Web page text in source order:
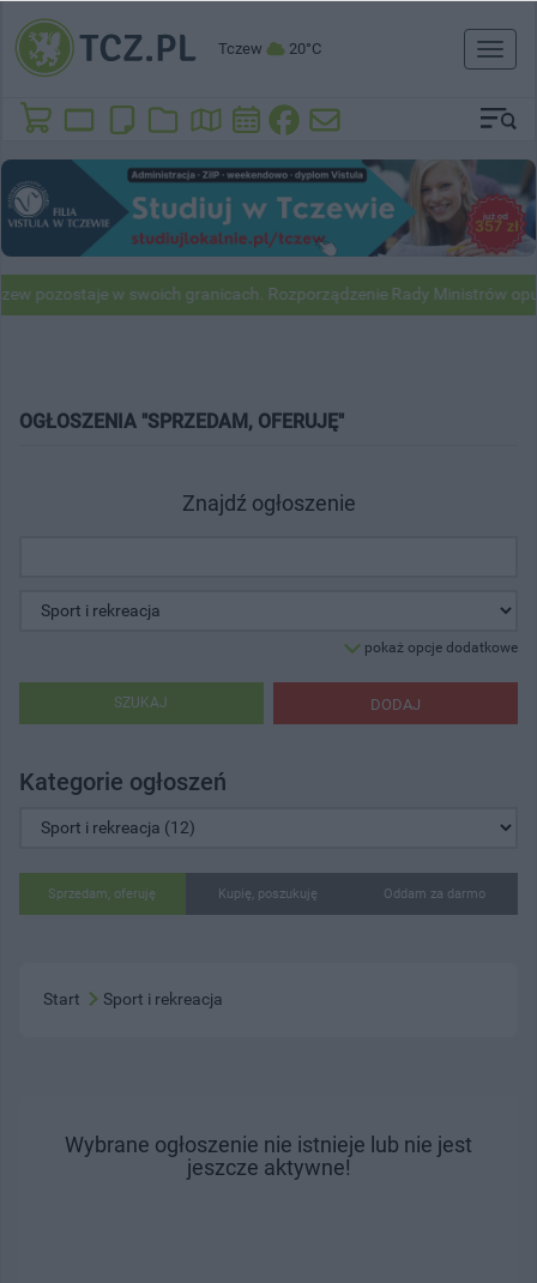
Tczew 20°C
Toggle
pozostaje w swoich granicach. Rozporządzenie Rady Ministrów
OGŁOSZENIA "SPRZEDAM, OFERUJĘ"
Znajdź ogłoszenie
pokaż opcje dodatkowe
DODAJ
SZUKAJ
Kategorie ogłoszeń
Sprzedam, oferuję Kupię, poszukuję Oddam za darmo
Start Sport i rekreacja
Wybrane ogłoszenie nie istnieje lub nie jest
jeszcze aktywne!